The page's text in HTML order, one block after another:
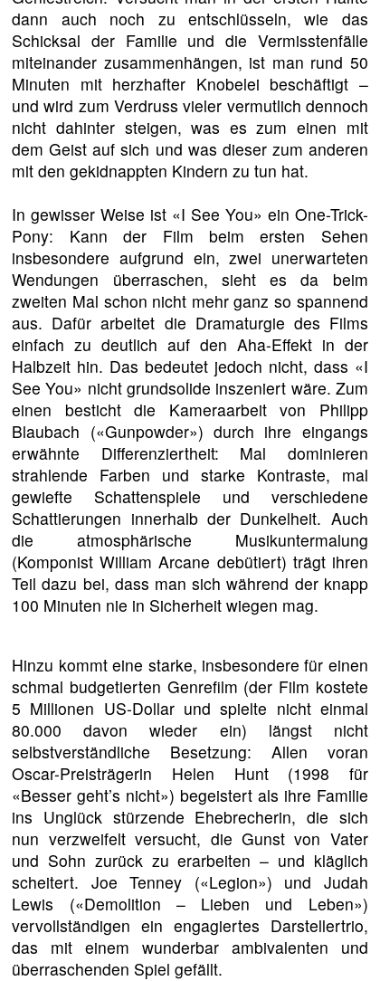
dann auch noch zu entschlüsseln, wie das
Schicksal der Familie und die Vermisstenfälle
miteinander zusammenhängen, ist man rund 50
Minuten mit herzhafter Knobelei beschäftigt –
und wird zum Verdruss vieler vermutlich dennoch
nicht dahinter steigen, was es zum einen mit
dem Geist auf sich und was dieser zum anderen
mit den gekidnappten Kindern zu tun hat.
In gewisser Weise ist «I See You» ein One-Trick-
Pony: Kann der Film beim ersten Sehen
insbesondere aufgrund ein, zwei unerwarteten
Wendungen überraschen, sieht es da beim
zweiten Mal schon nicht mehr ganz so spannend
aus. Dafür arbeitet die Dramaturgie des Films
einfach zu deutlich auf den Aha-Effekt in der
Halbzeit hin. Das bedeutet jedoch nicht, dass «I
See You» nicht grundsolide inszeniert wäre. Zum
einen besticht die Kameraarbeit von Philipp
Blaubach («Gunpowder») durch ihre eingangs
erwähnte Differenziertheit: Mal dominieren
strahlende Farben und starke Kontraste, mal
gewiefte Schattenspiele und verschiedene
Schattierungen innerhalb der Dunkelheit. Auch
die atmosphärische Musikuntermalung
(Komponist William Arcane debütiert) trägt ihren
Teil dazu bei, dass man sich während der knapp
100 Minuten nie in Sicherheit wiegen mag.
Hinzu kommt eine starke, insbesondere für einen
schmal budgetierten Genrefilm (der Film kostete
5 Millionen US-Dollar und spielte nicht einmal
80.000 davon wieder ein) längst nicht
selbstverständliche Besetzung: Allen voran
Oscar-Preisträgerin Helen Hunt (1998 für
«Besser geht’s nicht») begeistert als ihre Familie
ins Unglück stürzende Ehebrecherin, die sich
nun verzweifelt versucht, die Gunst von Vater
und Sohn zurück zu erarbeiten – und kläglich
scheitert. Joe Tenney («Legion») und Judah
Lewis («Demolition – Lieben und Leben»)
vervollständigen ein engagiertes Darstellertrio,
das mit einem wunderbar ambivalenten und
überraschenden Spiel gefällt.